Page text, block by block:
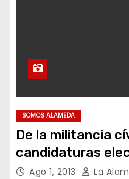
SOMOS ALAMEDA
De la militancia
candidaturas
Ago 1, 2013 La